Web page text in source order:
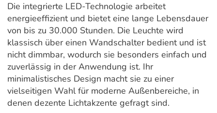
Die integrierte LED-Technologie arbeitet
energieeffizient und bietet eine lange Lebensdauer
von bis zu 30.000 Stunden. Die Leuchte wird
klassisch über einen Wandschalter bedient und ist
nicht dimmbar, wodurch sie besonders einfach und
zuverlässig in der Anwendung ist. Ihr
minimalistisches Design macht sie zu einer
vielseitigen Wahl für moderne Außenbereiche, in
denen dezente Lichtakzente gefragt sind.